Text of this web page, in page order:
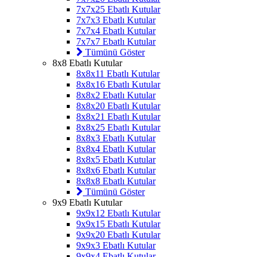
7x7x25 Ebatlı Kutular
7x7x3 Ebatlı Kutular
7x7x4 Ebatlı Kutular
7x7x7 Ebatlı Kutular
Tümünü Göster
8x8 Ebatlı Kutular
8x8x11 Ebatlı Kutular
8x8x16 Ebatlı Kutular
8x8x2 Ebatlı Kutular
8x8x20 Ebatlı Kutular
8x8x21 Ebatlı Kutular
8x8x25 Ebatlı Kutular
8x8x3 Ebatlı Kutular
8x8x4 Ebatlı Kutular
8x8x5 Ebatlı Kutular
8x8x6 Ebatlı Kutular
8x8x8 Ebatlı Kutular
Tümünü Göster
9x9 Ebatlı Kutular
9x9x12 Ebatlı Kutular
9x9x15 Ebatlı Kutular
9x9x20 Ebatlı Kutular
9x9x3 Ebatlı Kutular